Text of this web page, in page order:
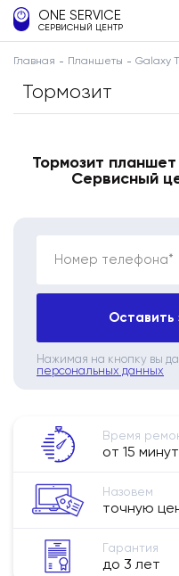
ONE SERVICE
СЕРВИСНЫЙ ЦЕНТР
Главная Планшеты Galaxy
Тормозит
Тормозит
Сервисный
Номер телефона*
Оставить
Нажимая на кнопку вы
персональных данных
Время
от 15 минут
Назовем
точную
Гарантия
до 3 лет